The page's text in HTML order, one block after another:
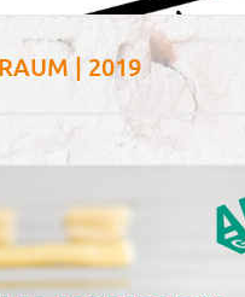
| 2019